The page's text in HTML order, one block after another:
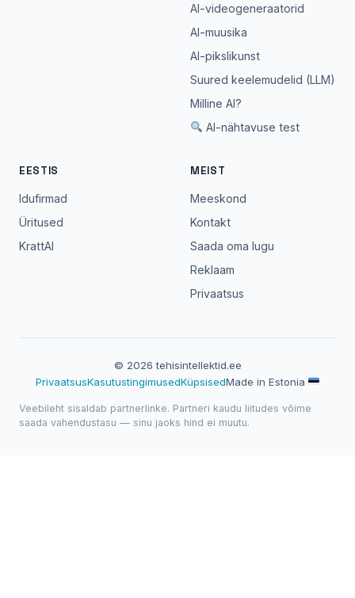
AI-videogeneraatorid
AI-muusika
AI-pikslikunst
Suured keelemudelid (LLM)
Milline AI?
AI-nähtavuse test
EESTIS
Idufirmad
Üritused
KrattAI
MEIST
Meeskond
Kontakt
Saada oma lugu
Reklaam
Privaatsus
© 2026 tehisintellektid.ee
PrivaatsusKasutustingimusedKüpsisedMade in Estonia
Veebileht sisaldab partnerlinke. Partneri kaudu liitudes võime
saada vahendustasu — sinu jaoks hind ei muutu.